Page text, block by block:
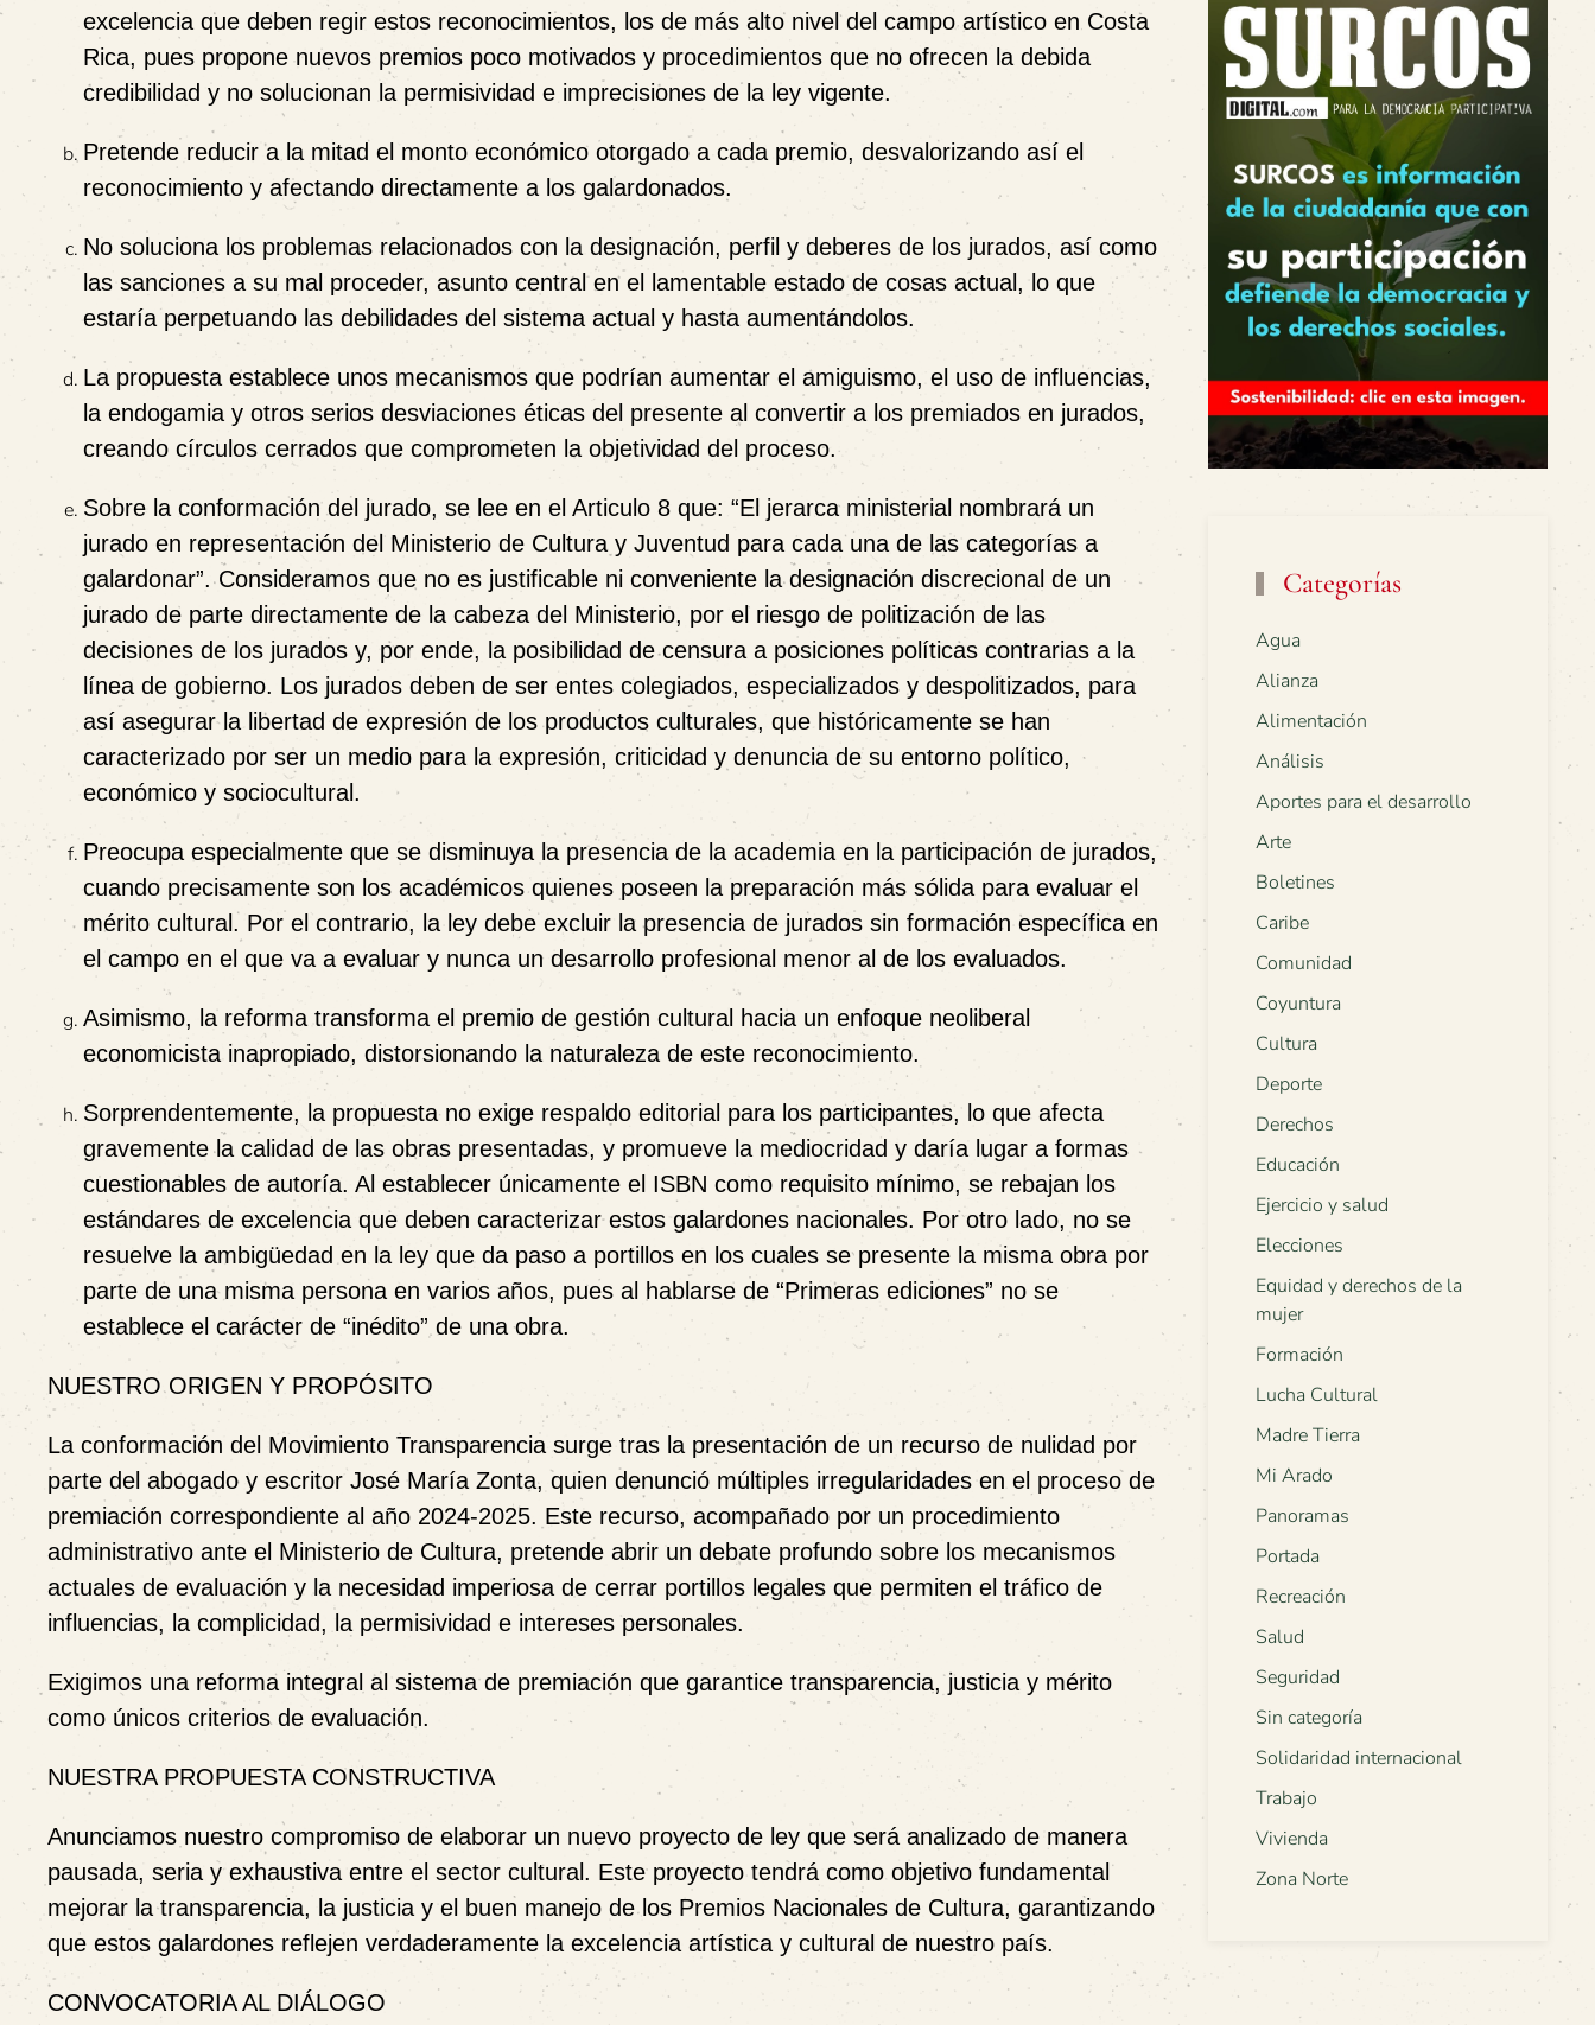
excelencia que deben regir estos reconocimientos, los de más alto nivel del campo artístico en Costa
Rica, pues propone nuevos premios poco motivados y procedimientos que no ofrecen la debida
credibilidad y no solucionan la permisividad e imprecisiones de la ley vigente.
Pretende reducir a la mitad el monto económico otorgado a cada premio, desvalorizando así el
reconocimiento y afectando directamente a los galardonados.
No soluciona los problemas relacionados con la designación, perfil y deberes de los jurados, así como
las sanciones a su mal proceder, asunto central en el lamentable estado de cosas actual, lo que
estaría perpetuando las debilidades del sistema actual y hasta aumentándolos.
La propuesta establece unos mecanismos que podrían aumentar el amiguismo, el uso de influencias,
la endogamia y otros serios desviaciones éticas del presente al convertir a los premiados en jurados,
creando círculos cerrados que comprometen la objetividad del proceso.
Sobre la conformación del jurado, se lee en el Articulo 8 que: “El jerarca ministerial nombrará un
jurado en representación del Ministerio de Cultura y Juventud para cada una de las categorías a
galardonar”. Consideramos que no es justificable ni conveniente la designación discrecional de un
jurado de parte directamente de la cabeza del Ministerio, por el riesgo de politización de las
decisiones de los jurados y, por ende, la posibilidad de censura a posiciones políticas contrarias a la
línea de gobierno. Los jurados deben de ser entes colegiados, especializados y despolitizados, para
así asegurar la libertad de expresión de los productos culturales, que históricamente se han
caracterizado por ser un medio para la expresión, criticidad y denuncia de su entorno político,
económico y sociocultural.
Preocupa especialmente que se disminuya la presencia de la academia en la participación de jurados,
cuando precisamente son los académicos quienes poseen la preparación más sólida para evaluar el
mérito cultural. Por el contrario, la ley debe excluir la presencia de jurados sin formación específica en
el campo en el que va a evaluar y nunca un desarrollo profesional menor al de los evaluados.
Asimismo, la reforma transforma el premio de gestión cultural hacia un enfoque neoliberal
economicista inapropiado, distorsionando la naturaleza de este reconocimiento.
Sorprendentemente, la propuesta no exige respaldo editorial para los participantes, lo que afecta
gravemente la calidad de las obras presentadas, y promueve la mediocridad y daría lugar a formas
cuestionables de autoría. Al establecer únicamente el ISBN como requisito mínimo, se rebajan los
estándares de excelencia que deben caracterizar estos galardones nacionales. Por otro lado, no se
resuelve la ambigüedad en la ley que da paso a portillos en los cuales se presente la misma obra por
parte de una misma persona en varios años, pues al hablarse de “Primeras ediciones” no se
establece el carácter de “inédito” de una obra.
NUESTRO ORIGEN Y PROPÓSITO
La conformación del Movimiento Transparencia surge tras la presentación de un recurso de nulidad por
parte del abogado y escritor José María Zonta, quien denunció múltiples irregularidades en el proceso de
premiación correspondiente al año 2024-2025. Este recurso, acompañado por un procedimiento
administrativo ante el Ministerio de Cultura, pretende abrir un debate profundo sobre los mecanismos
actuales de evaluación y la necesidad imperiosa de cerrar portillos legales que permiten el tráfico de
influencias, la complicidad, la permisividad e intereses personales.
Exigimos una reforma integral al sistema de premiación que garantice transparencia, justicia y mérito
como únicos criterios de evaluación.
NUESTRA PROPUESTA CONSTRUCTIVA
Anunciamos nuestro compromiso de elaborar un nuevo proyecto de ley que será analizado de manera
pausada, seria y exhaustiva entre el sector cultural. Este proyecto tendrá como objetivo fundamental
mejorar la transparencia, la justicia y el buen manejo de los Premios Nacionales de Cultura, garantizando
que estos galardones reflejen verdaderamente la excelencia artística y cultural de nuestro país.
CONVOCATORIA AL DIÁLOGO
Categorías
Agua
Alianza
Alimentación
Análisis
Aportes para el desarrollo
Arte
Boletines
Caribe
Comunidad
Coyuntura
Cultura
Deporte
Derechos
Educación
Ejercicio y salud
Elecciones
Equidad y derechos de la
mujer
Formación
Lucha Cultural
Madre Tierra
Mi Arado
Panoramas
Portada
Recreación
Salud
Seguridad
Sin categoría
Solidaridad internacional
Trabajo
Vivienda
Zona Norte